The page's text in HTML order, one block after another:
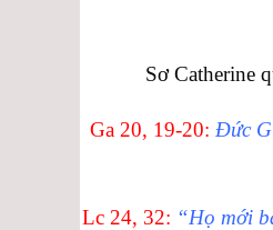
Sơ Catherine
Ga 20, 19-20: Đức
Lc 24, 32: “Họ mới